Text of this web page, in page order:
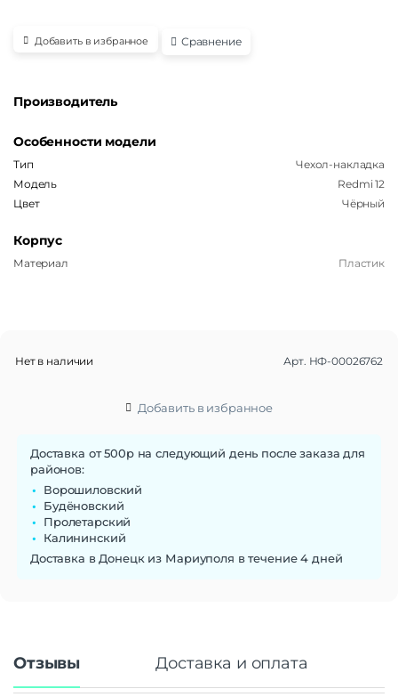
Добавить в избранное Сравнение
Производитель
Особенности модели
Тип
Чехол-накладка
Модель
Redmi 12
Цвет
Чёрный
Корпус
Материал Пластик
Нет в наличии Арт. НФ-00026762
Добавить в избранное
Доставка от 500р на следующий день после заказа для
районов:
Ворошиловский
Будёновский
Пролетарский
Калининский
Доставка в Донецк из Мариуполя в течение 4 дней
Отзывы Доставка и оплата